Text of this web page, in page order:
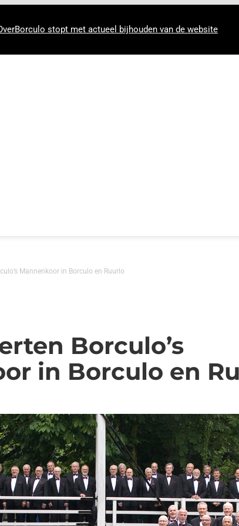
stopt met actueel bijhouden van de website
Mannenkoor in Borculo en Ruurlo
Borculo’s
in Borculo en